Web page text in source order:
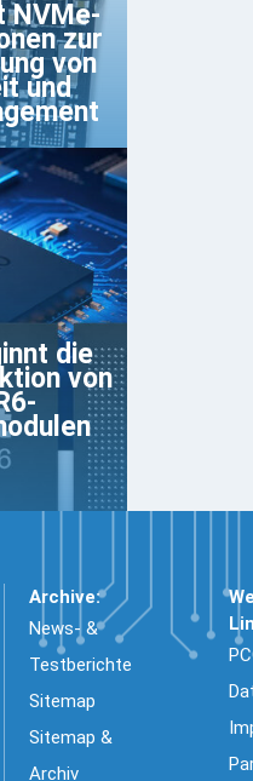
NVMe-
zur
von
und
die
von
Archive:
News- &
Testberichte
Sitemap
Sitemap &
Archiv